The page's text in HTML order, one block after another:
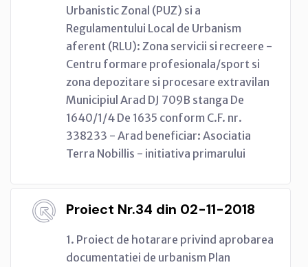
Urbanistic Zonal (PUZ) si a
Regulamentului Local de Urbanism
aferent (RLU): Zona servicii si recreere -
Centru formare profesionala/sport si
zona depozitare si procesare extravilan
Municipiul Arad DJ 709B stanga De
1640/1/4 De 1635 conform C.F. nr.
338233 - Arad beneficiar: Asociatia
Terra Nobillis - initiativa primarului
Proiect Nr.34 din 02-11-2018
1. Proiect de hotarare privind aprobarea
documentatiei de urbanism Plan